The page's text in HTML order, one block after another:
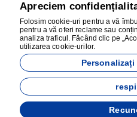
Rețelele de socializare
Apreciem
Folosim cookie-uri pentru a vă
pentru a vă oferi reclame sau
analiza traficul. Făcând clic pe
utilizarea cookie-urilor.